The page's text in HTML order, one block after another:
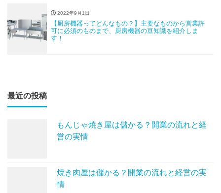
2022年9月1日
【厨房機器ってどんなもの？】主要なものから営業許
可に必須のものまで、厨房機器の豆知識を紹介しま
す！
最近の投稿
もんじゃ焼き屋は儲かる？開業の流れと経
営の実情
焼き肉屋は儲かる？開業の流れと経営の実
情